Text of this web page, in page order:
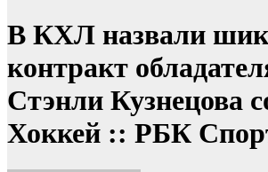
В КХЛ назвали
контракт
Стэнли Кузнецова
Хоккей :: РБК